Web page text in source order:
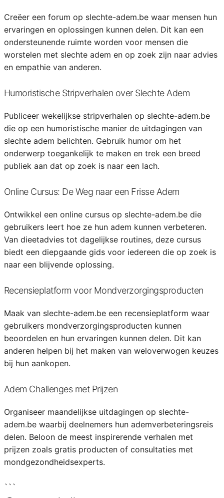
Creëer een forum op slechte-adem.be waar mensen hun
ervaringen en oplossingen kunnen delen. Dit kan een
ondersteunende ruimte worden voor mensen die
worstelen met slechte adem en op zoek zijn naar advies
en empathie van anderen.
Humoristische Stripverhalen over Slechte Adem
Publiceer wekelijkse stripverhalen op slechte-adem.be
die op een humoristische manier de uitdagingen van
slechte adem belichten. Gebruik humor om het
onderwerp toegankelijk te maken en trek een breed
publiek aan dat op zoek is naar een lach.
Online Cursus: De Weg naar een Frisse Adem
Ontwikkel een online cursus op slechte-adem.be die
gebruikers leert hoe ze hun adem kunnen verbeteren.
Van dieetadvies tot dagelijkse routines, deze cursus
biedt een diepgaande gids voor iedereen die op zoek is
naar een blijvende oplossing.
Recensieplatform voor Mondverzorgingsproducten
Maak van slechte-adem.be een recensieplatform waar
gebruikers mondverzorgingsproducten kunnen
beoordelen en hun ervaringen kunnen delen. Dit kan
anderen helpen bij het maken van weloverwogen keuzes
bij hun aankopen.
Adem Challenges met Prijzen
Organiseer maandelijkse uitdagingen op slechte-
adem.be waarbij deelnemers hun ademverbeteringsreis
delen. Beloon de meest inspirerende verhalen met
prijzen zoals gratis producten of consultaties met
mondgezondheidsexperts.
```